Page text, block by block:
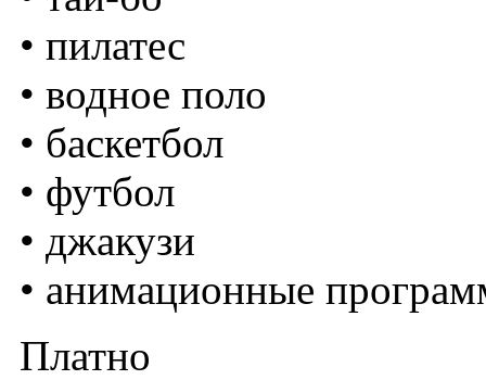
• пилатес
• водное поло
• баскетбол
• футбол
• джакузи
• анимационные
Платно